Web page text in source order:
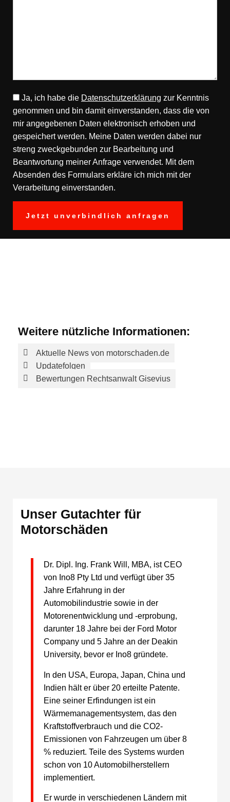
Ja, ich habe die Datenschutzerklärung zur Kenntnis
genommen und bin damit einverstanden, dass die von
mir angegebenen Daten elektronisch erhoben und
gespeichert werden. Meine Daten werden dabei nur
streng zweckgebunden zur Bearbeitung und
Beantwortung meiner Anfrage verwendet. Mit dem
Absenden des Formulars erkläre ich mich mit der
Verarbeitung einverstanden.
Weitere nützliche Informationen:
Aktuelle News von motorschaden.de
Updatefolgen
Bewertungen Rechtsanwalt Gisevius
Unser Gutachter für
Motorschäden
Dr. Dipl. Ing. Frank Will, MBA, ist CEO
von Ino8 Pty Ltd und verfügt über 35
Jahre Erfahrung in der
Automobilindustrie sowie in der
Motorenentwicklung und -erprobung,
darunter 18 Jahre bei der Ford Motor
Company und 5 Jahre an der Deakin
University, bevor er Ino8 gründete.
In den USA, Europa, Japan, China und
Indien hält er über 20 erteilte Patente.
Eine seiner Erfindungen ist ein
Wärmemanagementsystem, das den
Kraftstoffverbrauch und die CO2-
Emissionen von Fahrzeugen um über 8
% reduziert. Teile des Systems wurden
schon von 10 Automobilherstellern
implementiert.
Er wurde in verschiedenen Ländern mit